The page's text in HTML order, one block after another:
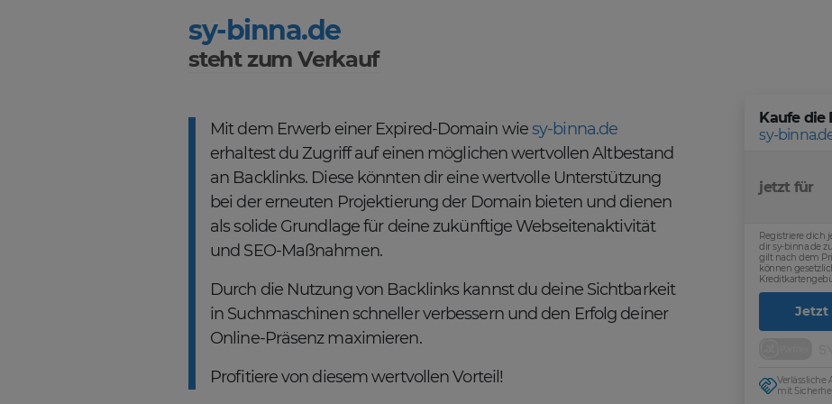
sy-binna.de
steht zum Verkauf
Mit dem Erwerb einer Expired-Domain wiesy-binna.de
erhaltest du Zugriff auf einen möglichen wertvollen Altbestand
an Backlinks. Diese könnten dir eine wertvolle Unterstützung
bei der erneuten Projektierung der Domain bieten und dienen
als solide Grundlage für deine zukünftige Webseitenaktivität
und SEO-Maßnahmen.
Durch die Nutzung von Backlinks kannst du deine Sichtbarkeit
in Suchmaschinen schneller verbessern und den Erfolg deiner
Online-Präsenz maximieren.
Profitiere von diesem wertvollen Vorteil!
Kaufe die
sy-
jetzt für
Registriere dich
dir sy-binna.de
gilt nach dem
können
Jetzt
Verlässliche
mit